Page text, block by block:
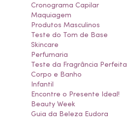
Cronograma Capilar
Maquiagem
Produtos Masculinos
Teste do Tom de Base
Skincare
Perfumaria
Teste da Fragrância Perfeita
Corpo e Banho
Infantil
Encontre o Presente Ideal!
Beauty Week
Guia da Beleza Eudora